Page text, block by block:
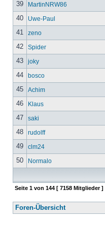
39 MartinNRW86
40 Uwe-Paul
41 zeno
42 Spider
43 joky
44 bosco
45 Achim
46 Klaus
47 saki
48 rudolff
49 clm24
50 Normalo
Seite 1 von 144 [ 7158 Mitglieder ]
Foren-Übersicht